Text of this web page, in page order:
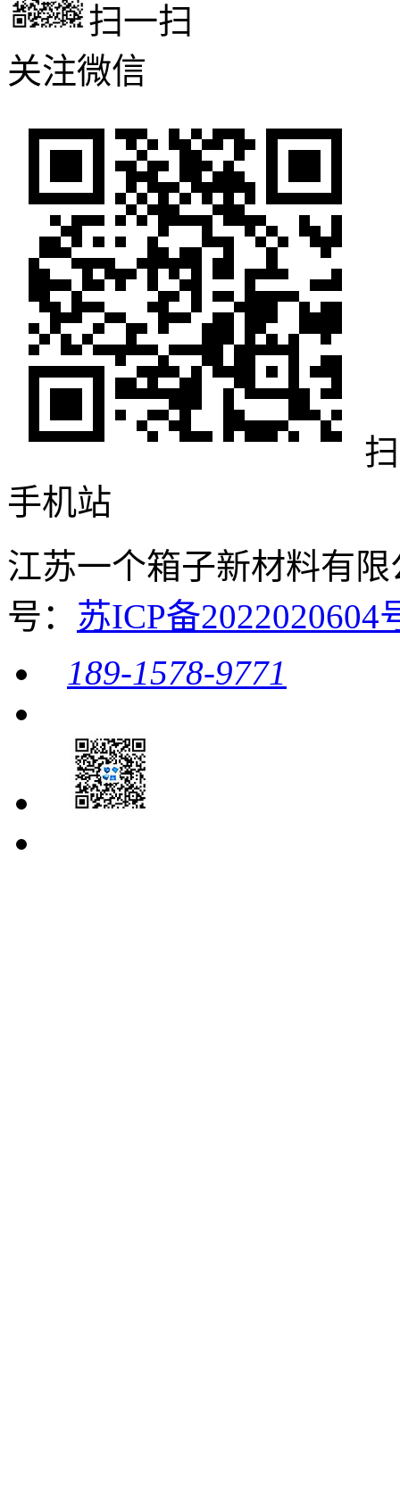
扫一扫
关注微信
手机站
江苏一个箱子新材料有
号： 苏ICP备2022020604
189-1578-9771